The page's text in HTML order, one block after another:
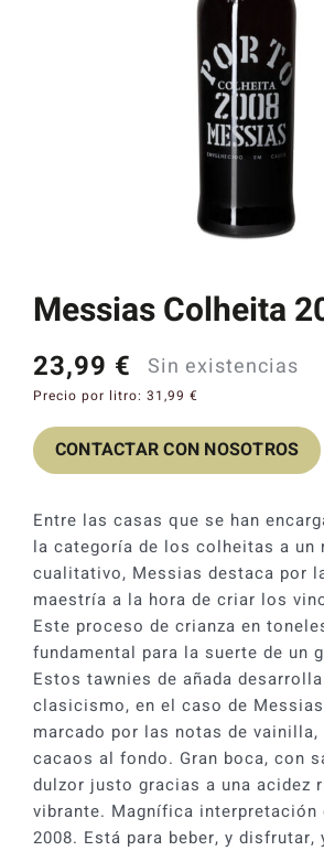
Messias Colheita
23,99 € Sin existencias
Precio por litro: 31,99 €
CONTACTAR CON NOSOTROS
Entre las casas que se han
la categoría de los colheitas a un
cualitativo, Messias destaca por
maestría a la hora de criar los
Este proceso de crianza en
fundamental para la suerte de un
Estos tawnies de añada
clasicismo, en el caso de
marcado por las notas de
cacaos al fondo. Gran boca, con
dulzor justo gracias a una acidez
vibrante. Magnífica interpretación
2008. Está para beber, y disfrutar,